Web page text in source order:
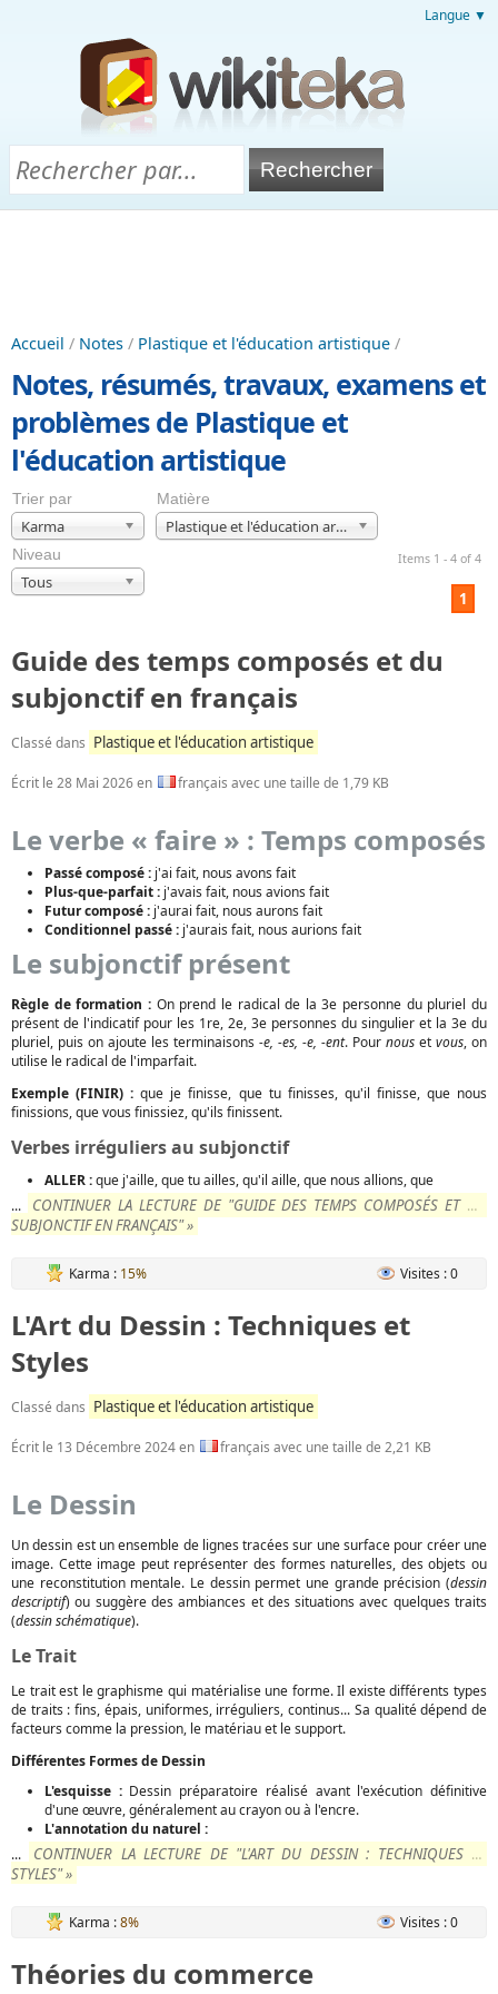
Langue ▼
Accueil / Notes / Plastique et l'éducation artistique /
Notes, résumés, travaux, examens et
problèmes de Plastique et
l'éducation artistique
Trier par
Karma
Matière
Plastique et l'éducation artistique
Niveau
Tous
Items 1 - 4 of 4
1
Guide des temps composés et du
subjonctif en français
Classé dans Plastique et l'éducation artistique
Écrit le 28 Mai 2026en français avec une taille de 1,79 KB
Le verbe « faire » : Temps composés
Passé composé : j'ai fait, nous avons fait
Plus-que-parfait : j'avais fait, nous avions fait
Futur composé : j'aurai fait, nous aurons fait
Conditionnel passé : j'aurais fait, nous aurions fait
Le subjonctif présent
Règle de formation :On prend le radical de la 3e personne du pluriel du
présent de l'indicatif pour les 1re, 2e, 3e personnes du singulier et la 3e du
pluriel, puis on ajoute les terminaisons -e, -es, -e, -ent. Pour nous et vous, on
utilise le radical de l'imparfait.
Exemple (FINIR) : que je finisse, que tu finisses, qu'il finisse, que nous
finissions, que vous finissiez, qu'ils finissent.
Verbes irréguliers au subjonctif
ALLER :que j'aille, que tu ailles, qu'il aille, que nous allions, que
...
CONTINUER LA LECTURE DE "GUIDE DES TEMPS COMPOSÉS ET DU
SUBJONCTIF EN FRANÇAIS" »
Karma : 15% Visites : 0
L'Art du Dessin : Techniques et
Styles
Classé dans Plastique et l'éducation artistique
Écrit le 13 Décembre 2024en français avec une taille de 2,21 KB
Le Dessin
Un dessin est un ensemble de lignes tracées sur une surface pour créer une
image. Cette image peut représenter des formes naturelles, des objets ou
une reconstitution mentale. Le dessin permet une grande précision (dessin
descriptif) ou suggère des ambiances et des situations avec quelques traits
(dessin schématique).
Le Trait
Le trait est le graphisme qui matérialise une forme. Il existe différents types
de traits : fins, épais, uniformes, irréguliers, continus... Sa qualité dépend de
facteurs comme la pression, le matériau et le support.
Différentes Formes de Dessin
L'esquisse :Dessin préparatoire réalisé avant l'exécution définitive
d'une œuvre, généralement au crayon ou à l'encre.
L'annotation du naturel :
...
CONTINUER LA LECTURE DE "L'ART DU DESSIN : TECHNIQUES ET
STYLES" »
Karma :8% Visites : 0
Théories du commerce